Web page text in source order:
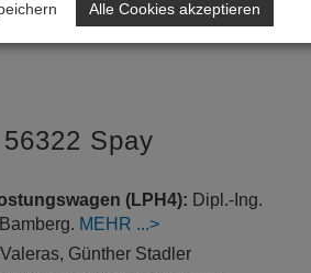
in Spay
Spay
(LPH4): Dipl.-Ing.
MEHR
Günther Stadler
Alle Cookies akzeptieren